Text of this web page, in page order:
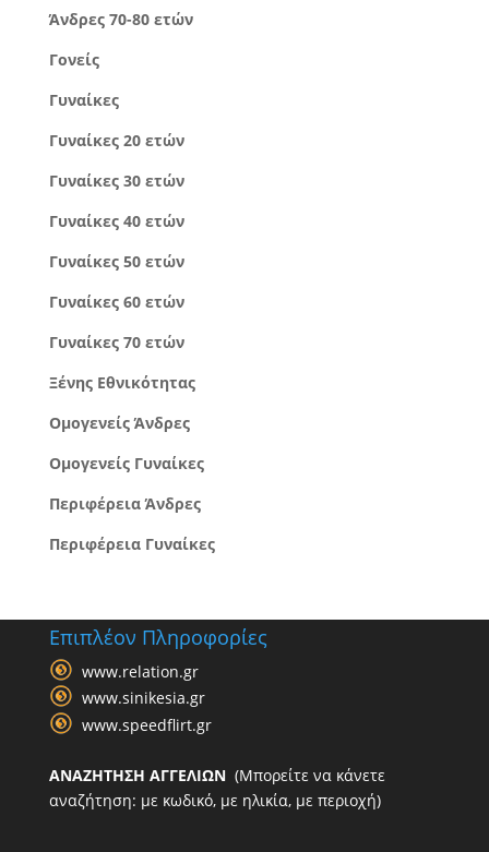
Άνδρες 70-80 ετών
Γονείς
Γυναίκες
Γυναίκες 20 ετών
Γυναίκες 30 ετών
Γυναίκες 40 ετών
Γυναίκες 50 ετών
Γυναίκες 60 ετών
Γυναίκες 70 ετών
Ξένης Εθνικότητας
Ομογενείς Άνδρες
Ομογενείς Γυναίκες
Περιφέρεια Άνδρες
Περιφέρεια Γυναίκες
Επιπλέον Πληροφορίες
www.relation.gr
www.sinikesia.gr
www.speedflirt.gr
ΑΝΑΖΗΤΗΣΗ ΑΓΓΕΛΙΩΝ(Μπορείτε να κάνετε
αναζήτηση: με κωδικό, με ηλικία, με περιοχή)